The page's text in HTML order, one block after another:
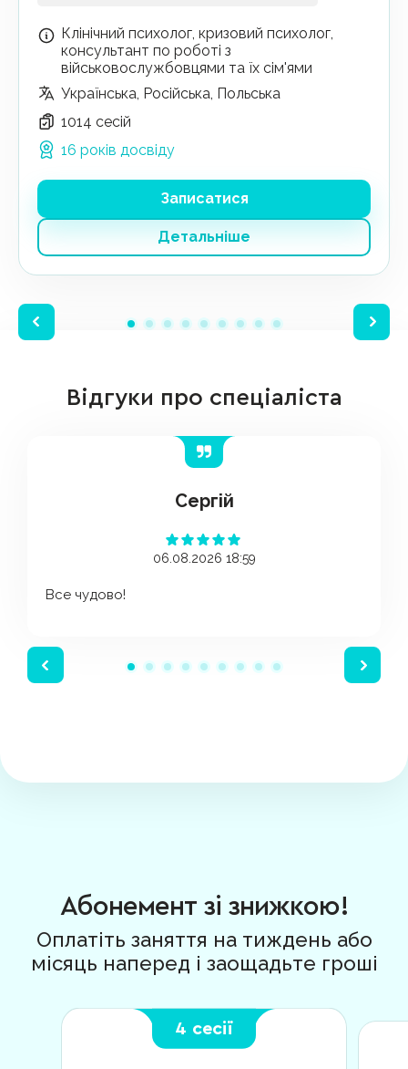
Клінічний психолог, кризовий психолог,
консультант по роботі з
військовослужбовцями та їх сім'ями
Українська, Російська, Польська
1014 сесій
16 років досвіду
Детальніше
Записатися
Відгуки про спеціаліста
Сергій
06.08.2026 18:59
Все чудово!
Абонемент зі знижкою!
Оплатіть заняття на тиждень або
місяць наперед і заощадьте гроші
4 сесії